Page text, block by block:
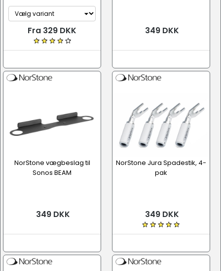
Fra 329 DKK 349 DKK
NorStone vægbeslag til
Sonos BEAM
349 DKK
NorStone Jura Spadestik, 4-
pak
349 DKK